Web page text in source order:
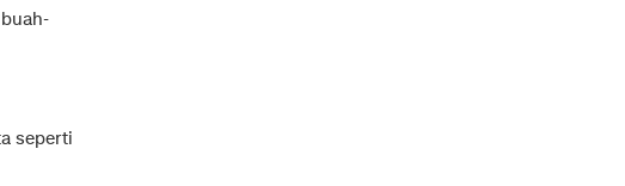
seperti